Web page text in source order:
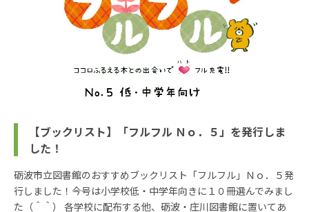
【ブックリスト】「フルフル Ｎｏ．５」を発行しま
した！
砺波市立図書館のおすすめブックリスト「フルフル」Ｎｏ．５発
行しました！今号は小学校低・中学年向きに１０冊選んでみまし
た（＾＾） 各学校に配布する他、砺波・庄川図書館に置いてあ